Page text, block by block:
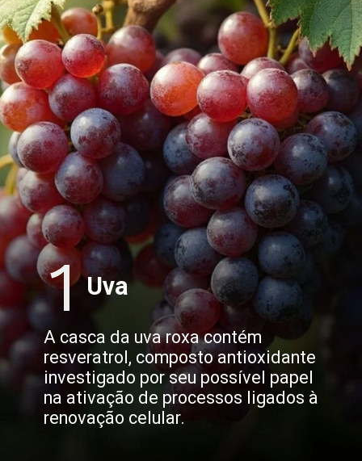
A casca da uva roxa contém
resveratrol, composto antioxidante
investigado por seu possível papel
na ativação de processos ligados à
renovação celular.
Uva
1